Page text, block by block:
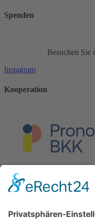
Spenden
Besuchen Sie
Instagram
Kooperation
Die Pflegekasse der
e.V. sind
Förderung